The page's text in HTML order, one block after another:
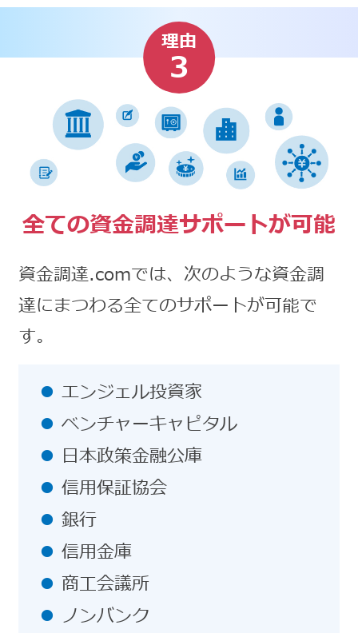
理由
3
全ての資金調達サポートが可能
資金調達.comでは、次のような資金調
達にまつわる全てのサポートが可能で
す。
エンジェル投資家
ベンチャーキャピタル
日本政策金融公庫
信用保証協会
銀行
信用金庫
商工会議所
ノンバンク